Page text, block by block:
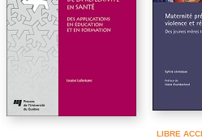
LIBRE